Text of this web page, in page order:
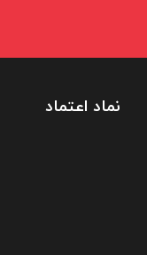
نماد اعتماد